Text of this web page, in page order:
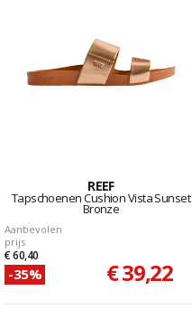
REEF
Tapschoenen Cushion Vista Sunset
Bronze
Aanbevolen
prijs
€ 60,40
-35% € 39,22